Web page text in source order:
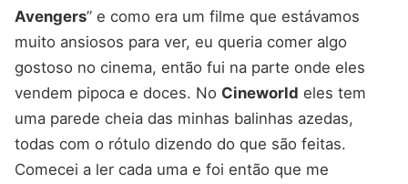
Avengers” e como era um filme que estávamos
muito ansiosos para ver, eu queria comer algo
gostoso no cinema, então fui na parte onde eles
vendem pipoca e doces. No Cineworld eles tem
uma parede cheia das minhas balinhas azedas,
todas com o rótulo dizendo do que são feitas.
Comecei a ler cada uma e foi então que me